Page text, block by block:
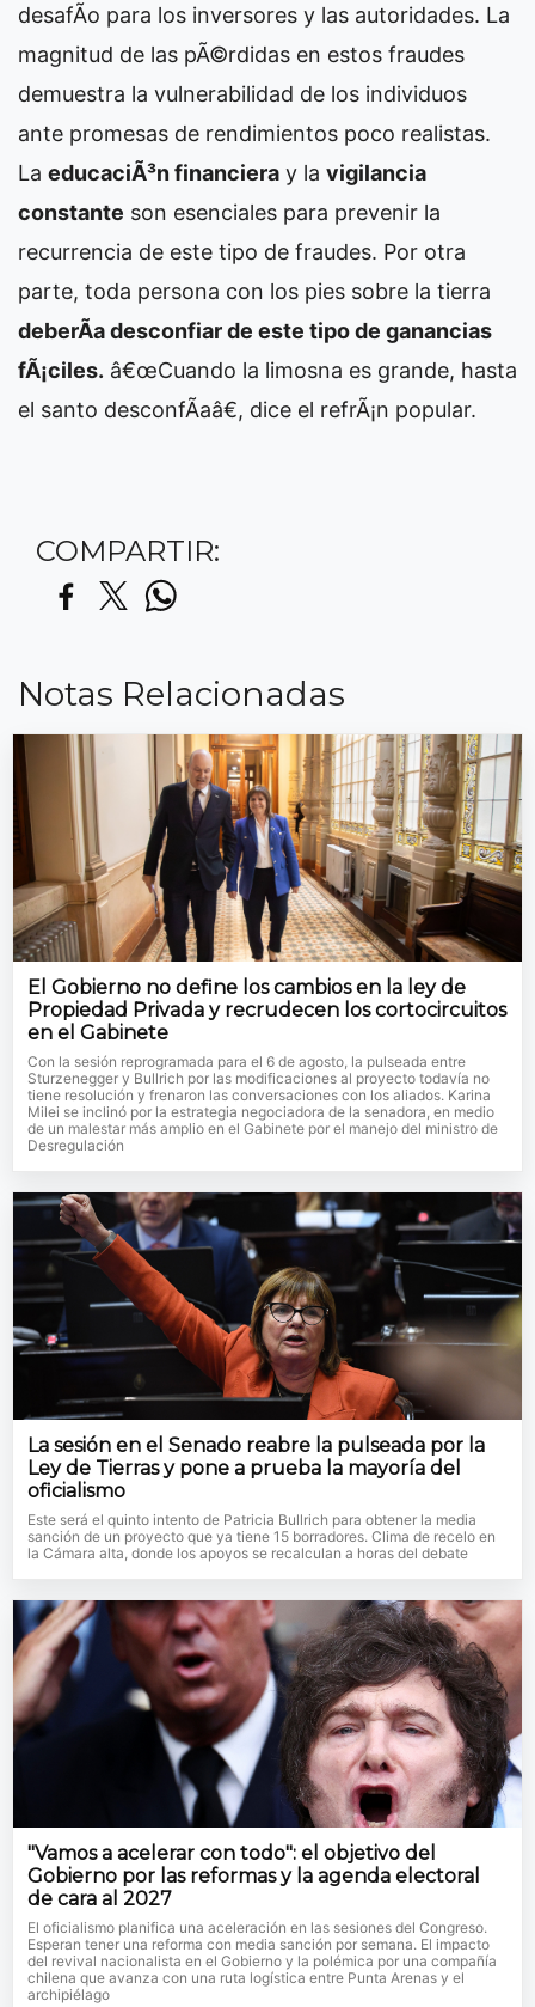
desafÃ­o para los inversores y las autoridades. La
magnitud de las pÃ©rdidas en estos fraudes
demuestra la vulnerabilidad de los individuos
ante promesas de rendimientos poco realistas.
La educaciÃ³n financiera y la vigilancia
constante son esenciales para prevenir la
recurrencia de este tipo de fraudes. Por otra
parte, toda persona con los pies sobre la tierra
deberÃ­a desconfiar de este tipo de ganancias
fÃ¡ciles. â€œCuando la limosna es grande, hasta
el santo desconfÃ­aâ€, dice el refrÃ¡n popular.
COMPARTIR:
Notas Relacionadas
El Gobierno no define los cambios en la ley de
Propiedad Privada y recrudecen los cortocircuitos
en el Gabinete
Con la sesión reprogramada para el 6 de agosto, la pulseada entre
Sturzenegger y Bullrich por las modificaciones al proyecto todavía no
tiene resolución y frenaron las conversaciones con los aliados. Karina
Milei se inclinó por la estrategia negociadora de la senadora, en medio
de un malestar más amplio en el Gabinete por el manejo del ministro de
Desregulación
La sesión en el Senado reabre la pulseada por la
Ley de Tierras y pone a prueba la mayoría del
oficialismo
Este será el quinto intento de Patricia Bullrich para obtener la media
sanción de un proyecto que ya tiene 15 borradores. Clima de recelo en
la Cámara alta, donde los apoyos se recalculan a horas del debate
"Vamos a acelerar con todo": el objetivo del
Gobierno por las reformas y la agenda electoral
de cara al 2027
El oficialismo planifica una aceleración en las sesiones del Congreso.
Esperan tener una reforma con media sanción por semana. El impacto
del revival nacionalista en el Gobierno y la polémica por una compañía
chilena que avanza con una ruta logística entre Punta Arenas y el
archipiélago